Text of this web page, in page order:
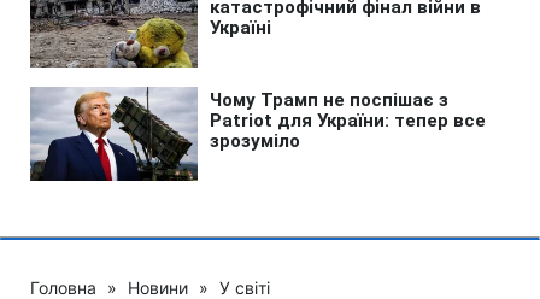
Головна » Новини » У світі